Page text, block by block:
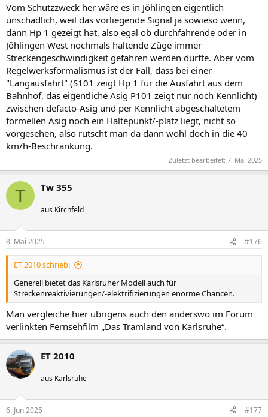
Vom Schutzzweck her wäre es in Jöhlingen eigentlich
unschädlich, weil das vorliegende Signal ja sowieso wenn,
dann Hp 1 gezeigt hat, also egal ob durchfahrende oder in
Jöhlingen West nochmals haltende Züge immer
Streckengeschwindigkeit gefahren werden dürfte. Aber vom
Regelwerksformalismus ist der Fall, dass bei einer
"Langausfahrt" (S101 zeigt Hp 1 für die Ausfahrt aus dem
Bahnhof, das eigentliche Asig P101 zeigt nur noch Kennlicht)
zwischen defacto-Asig und per Kennlicht abgeschaltetem
formellen Asig noch ein Haltepunkt/-platz liegt, nicht so
vorgesehen, also rutscht man da dann wohl doch in die 40
km/h-Beschränkung.
Zuletzt bearbeitet: 7. Mai 2025
T Tw 355
aus Kirchfeld
8. Mai 2025 #176
ET 2010 schrieb:
Generell bietet das Karlsruher Modell auch für
Streckenreaktivierungen/-elektrifizierungen enorme Chancen.
Man vergleiche hier übrigens auch den anderswo im Forum
verlinkten Fernsehfilm „Das Tramland von Karlsruhe“.
ET 2010
aus Karlsruhe
6. Jun 2025 #177